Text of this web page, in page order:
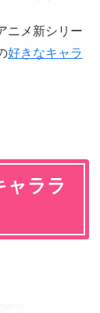
ニメ新シリー
好きなキャラ
ャララ